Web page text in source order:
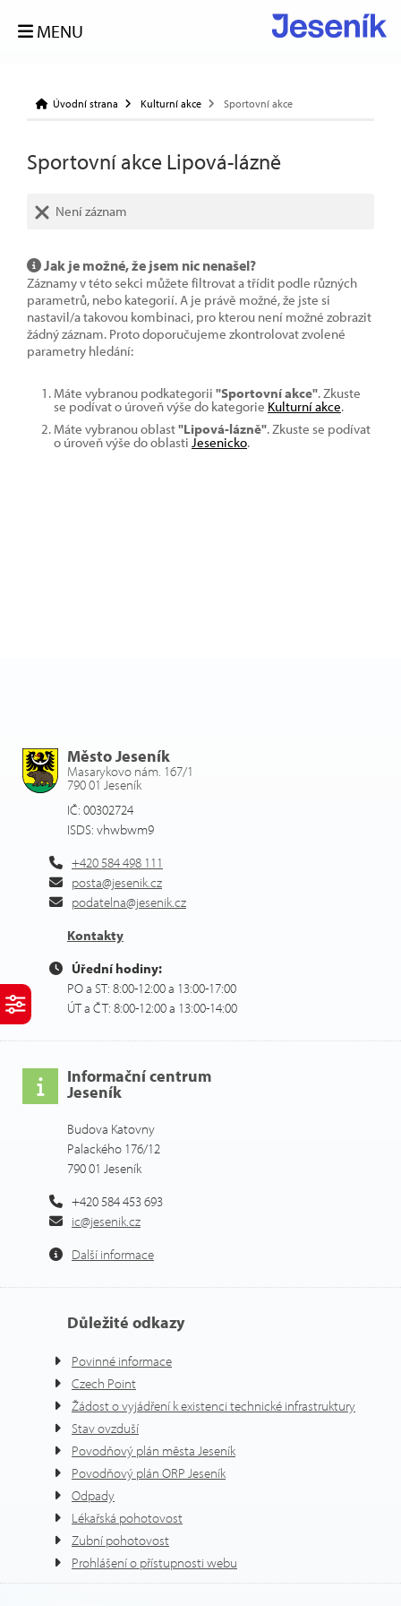
MENU
Úvodní strana Kulturní akce Sportovní akce
Sportovní akce Lipová-lázně
Není záznam
Jak je možné, že jsem nic nenašel?
Záznamy v této sekci můžete filtrovat a třídit podle různých
parametrů, nebo kategorií. A je právě možné, že jste si
nastavil/a takovou kombinaci, pro kterou není možné zobrazit
žádný záznam. Proto doporučujeme zkontrolovat zvolené
parametry hledání:
Máte vybranou podkategorii "Sportovní akce". Zkuste
se podívat o úroveň výše do kategorie Kulturní akce.
Máte vybranou oblast"Lipová-lázně". Zkuste se podívat
o úroveň výše do oblasti Jesenicko.
Město Jeseník
Masarykovo nám. 167/1
790 01 Jeseník
IČ: 00302724
ISDS: vhwbwm9
+420 584 498 111
posta@jesenik.cz
podatelna@jesenik.cz
Kontakty
Úřední hodiny:
PO a ST: 8:00-12:00 a 13:00-17:00
ÚT a ČT: 8:00-12:00 a 13:00-14:00
Informační centrum
Jeseník
Budova Katovny
Palackého 176/12
790 01 Jeseník
+420 584 453 693
ic@jesenik.cz
Další informace
Důležité odkazy
Povinné informace
Czech Point
Žádost o vyjádření k existenci technické infrastruktury
Stav ovzduší
Povodňový plán města Jeseník
Povodňový plán ORP Jeseník
Odpady
Lékařská pohotovost
Zubní pohotovost
Prohlášení o přístupnosti webu